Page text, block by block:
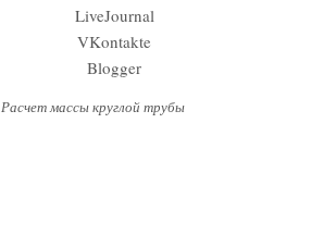
LiveJournal
VKontakte
Blogger
Расчет массы круглой трубы